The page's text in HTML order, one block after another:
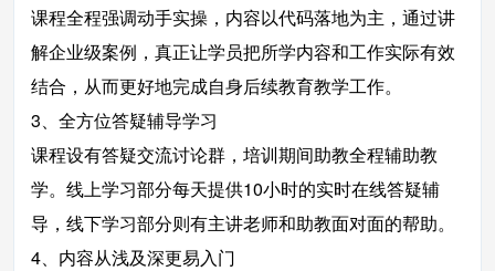
课程全程强调动手实操，内容以代码落地为主，通过讲
解企业级案例，真正让学员把所学内容和工作实际有效
结合，从而更好地完成自身后续教育教学工作。
3、全方位答疑辅导学习
课程设有答疑交流讨论群，培训期间助教全程辅助教
学。线上学习部分每天提供10小时的实时在线答疑辅
导，线下学习部分则有主讲老师和助教面对面的帮助。
4、内容从浅及深更易入门